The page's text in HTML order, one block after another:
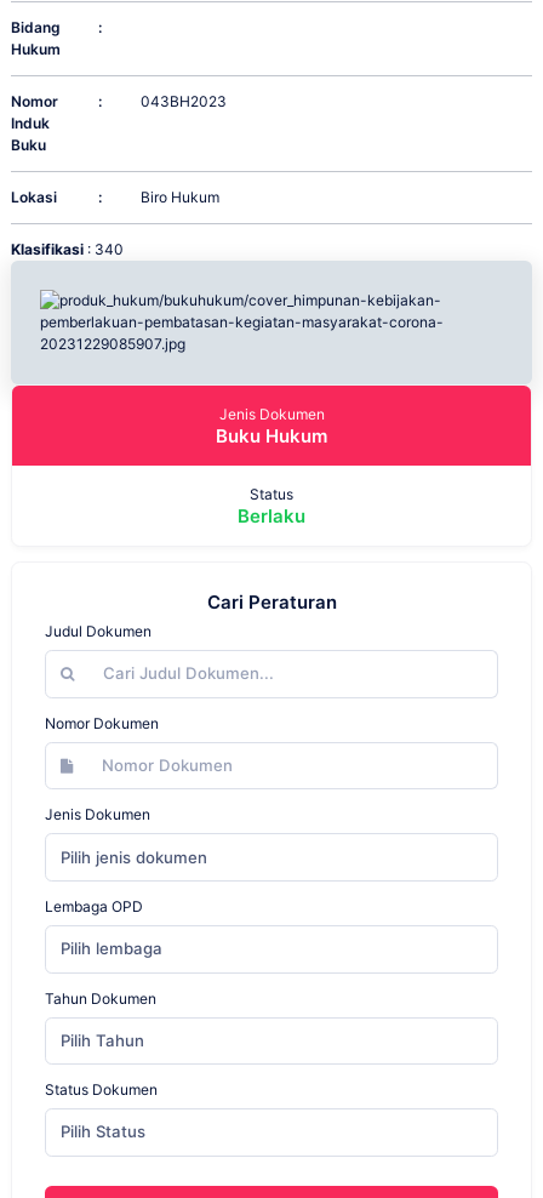
Bidang
Hukum
:
Nomor
Induk
Buku
: 043BH2023
Lokasi : Biro Hukum
Klasifikasi : 340
Jenis Dokumen
Buku Hukum
Status
Berlaku
Cari Peraturan
Judul Dokumen
Nomor Dokumen
Jenis Dokumen
Pilih jenis dokumen
Lembaga OPD
Pilih lembaga
Tahun Dokumen
Pilih Tahun
Status Dokumen
Pilih Status